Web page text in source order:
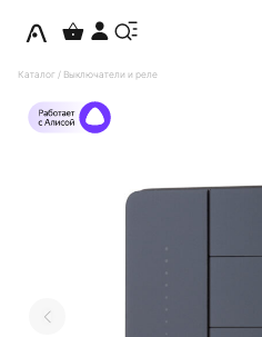
Каталог / Выключатели и реле